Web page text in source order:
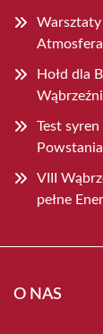
Hołd dla
Test
VIII
pełne
O NAS